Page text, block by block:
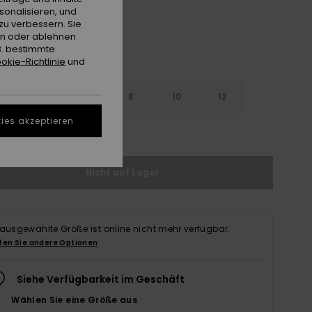
4 6 8 10 12
Größe ist online nicht mehr verfügbar.
Sie andere Optionen
Siehe Verfügbarkeit im Geschäft
Wählen Sie eine Größe aus
und
verbessern. Sie
oder ablehnen
bestimmte
Richtlinie und
akzeptieren